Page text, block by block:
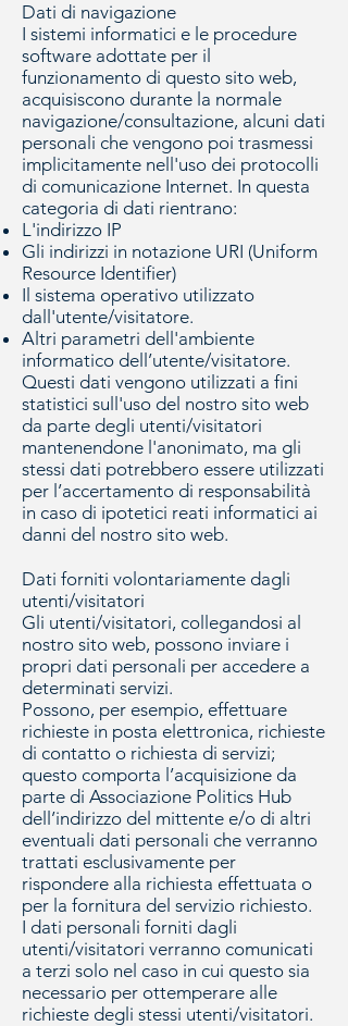
Dati di navigazione
I sistemi informatici e le procedure
software adottate per il
funzionamento di questo sito web,
acquisiscono durante la normale
navigazione/consultazione, alcuni dati
personali che vengono poi trasmessi
implicitamente nell'uso dei protocolli
di comunicazione Internet. In questa
categoria di dati rientrano:
L'indirizzo IP
Gli indirizzi in notazione URI (Uniform
Resource Identifier)
Il sistema operativo utilizzato
dall'utente/visitatore.
Altri parametri dell'ambiente
informatico dell’utente/visitatore.
Questi dati vengono utilizzati a fini
statistici sull'uso del nostro sito web
da parte degli utenti/visitatori
mantenendone l'anonimato, ma gli
stessi dati potrebbero essere utilizzati
per l’accertamento di responsabilità
in caso di ipotetici reati informatici ai
danni del nostro sito web.
Dati forniti volontariamente dagli
utenti/visitatori
Gli utenti/visitatori, collegandosi al
nostro sito web, possono inviare i
propri dati personali per accedere a
determinati servizi.
Possono, per esempio, effettuare
richieste in posta elettronica, richieste
di contatto o richiesta di servizi;
questo comporta l’acquisizione da
parte di Associazione Politics Hub
dell’indirizzo del mittente e/o di altri
eventuali dati personali che verranno
trattati esclusivamente per
rispondere alla richiesta effettuata o
per la fornitura del servizio richiesto.
I dati personali forniti dagli
utenti/visitatori verranno comunicati
a terzi solo nel caso in cui questo sia
necessario per ottemperare alle
richieste degli stessi utenti/visitatori.